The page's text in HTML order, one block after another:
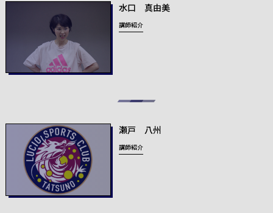
水口 真由美
講師紹介
瀬戸 八州
講師紹介